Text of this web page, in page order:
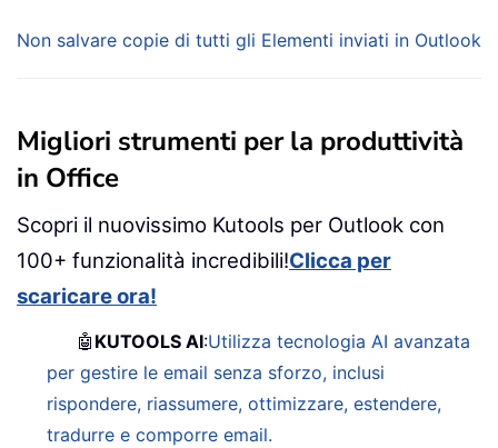
Non salvare copie di tutti gli Elementi inviati in Outlook
Migliori strumenti per la produttività
in Office
Scopri il nuovissimo Kutools per Outlook con
100+ funzionalità incredibili!Clicca per
scaricare ora!
🤖 KUTOOLS AI:Utilizza tecnologia AI avanzata
per gestire le email senza sforzo, inclusi
rispondere, riassumere, ottimizzare, estendere,
tradurre e comporre email.